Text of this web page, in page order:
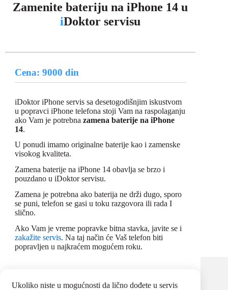
Zamenite bateriju na iPhone 14 u
iDoktor servisu
Cena: 9000 din
iDoktor iPhone servis sa desetogodišnjim iskustvom
u popravci iPhone telefona stoji Vam na raspolaganju
ako Vam je potrebna zamena baterije na iPhone
14.
U ponudi imamo originalne baterije kao i zamenske
visokog kvaliteta.
Zamena baterije na iPhone 14 obavlja se brzo i
pouzdano u iDoktor servisu.
Zamena je potrebna ako baterija ne drži dugo, sporo
se puni, telefon se gasi u toku razgovora ili rada I
slično.
Ako Vam je vreme popravke bitna stavka, javite se i
zakažite servis. Na taj način će Vaš telefon biti
popravljen u najkraćem mogućem roku.
Ukoliko niste u mogućnosti da lično dođete u servis